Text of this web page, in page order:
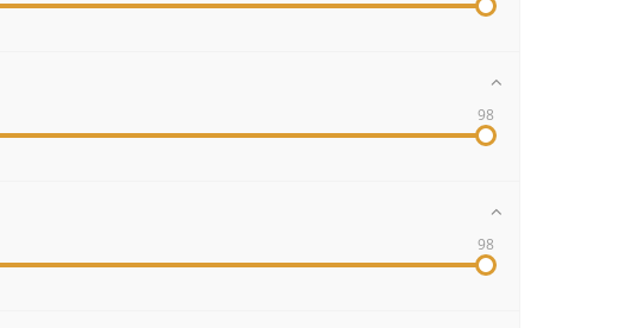
98
98